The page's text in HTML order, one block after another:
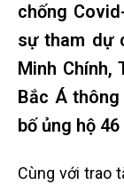
chống
sự tham dự
Minh Chính,
Bắc Á
bố ủng hộ
Cùng với trao